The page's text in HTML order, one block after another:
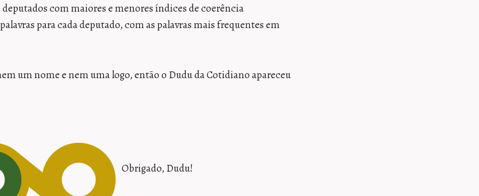
com maiores e menores índices de coerência
para cada deputado, com as palavras mais frequentes em
um nome e nem uma logo, então o Dudu da Cotidiano apareceu
Obrigado, Dudu!